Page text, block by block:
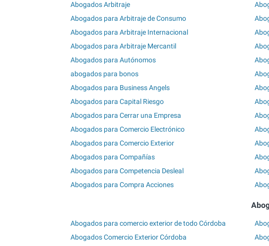
Abogados Arbitraje
Abogados para Arbitraje de Consumo
Abogados para Arbitraje Internacional
Abogados para Arbitraje Mercantil
Abogados para Autónomos
abogados para bonos
Abogados para Business Angels
Abogados para Capital Riesgo
Abogados para Cerrar una Empresa
Abogados para Comercio Electrónico
Abogados para Comercio Exterior
Abogados para Compañías
Abogados para Competencia Desleal
Abogados para Compra Acciones
Abogados para comercio exterior de todo Córdoba
Abogados Comercio Exterior Córdoba